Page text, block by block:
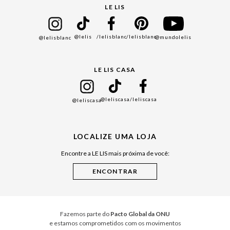
Black Friday
Cuidados Casa
LE LIS
@lelisblanc @lelis /lelisblanc/lelisblanc@mundolelis
LE LIS CASA
@leliscasa@leliscasa/leliscasa
LOCALIZE UMA LOJA
Encontre a LE LIS mais próxima de você:
Fazemos parte do Pacto Global da ONU
e estamos comprometidos com os movimentos